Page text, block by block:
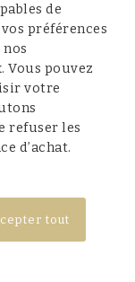
de
préférences
Vous pouvez
votre
refuser les
d’achat.
tout